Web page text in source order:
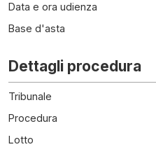
Data e ora udienza
Base d'asta
Dettagli procedura
Tribunale
Procedura
Lotto